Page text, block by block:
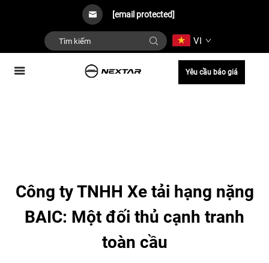
[email protected]
VI
Yêu cầu báo giá
Công ty TNHH Xe tải hạng nặng
BAIC: Một đối thủ cạnh tranh
toàn cầu